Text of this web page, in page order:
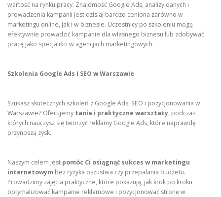
wartość na rynku pracy. Znajomość Google Ads, analizy danych i
prowadzenia kampanii jest dzisiaj bardzo ceniona zarówno w
marketingu online, jak i w biznesie. Uczestnicy po szkoleniu mogą
efektywnie prowadzić kampanie dla własnego biznesu lub zdobywać
pracę jako specjaliści w agencjach marketingowych.
Szkolenia Google Ads i SEO w Warszawie
Szukasz skutecznych szkoleń z Google Ads, SEO i pozycjonowania w
Warszawie? Oferujemy tanie i praktyczne warsztaty, podczas
których nauczysz się tworzyć reklamy Google Ads, które naprawdę
przynoszą zysk.
Naszym celem jest pomóc Ci osiągnąć sukces w marketingu
internetowym bez ryzyka oszustwa czy przepalania budżetu.
Prowadzimy zajęcia praktyczne, które pokazują, jak krok po kroku
optymalizować kampanie reklamowe i pozycjonować stronę w